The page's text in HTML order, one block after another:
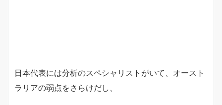
日本代表には分析のスペシャリストがいて、オースト
ラリアの弱点をさらけだし、